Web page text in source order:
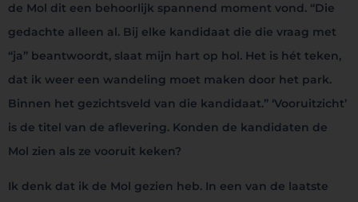
de Mol dit een behoorlijk spannend moment vond. “Die
gedachte alleen al. Bij elke kandidaat die die vraag met
“ja” beantwoordt, slaat mijn hart op hol. Het is hét teken,
dat ik weer een wandeling moet maken door het park.
Binnen het gezichtsveld van die kandidaat.” ‘Vooruitzicht’
is de titel van de aflevering. Konden de kandidaten de
Mol zien als ze vooruit keken?
Ik denk dat ik de Mol gezien heb. In een van de laatste